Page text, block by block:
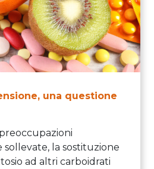
una questione
la sostituzione
ad altri carboidrati